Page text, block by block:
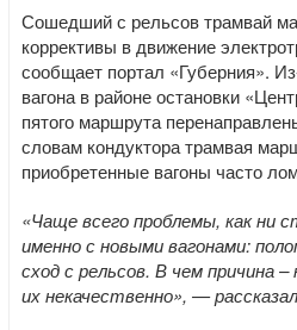
Сошедший с рельсов трамвай
коррективы в движение
сообщает портал «Губерния».
вагона в районе остановки
пятого маршрута
словам кондуктора трамвая
приобретенные вагоны часто
«Чаще всего проблемы, как ни
именно с новыми вагонами:
сход с рельсов. В чем причина
их некачественно», —